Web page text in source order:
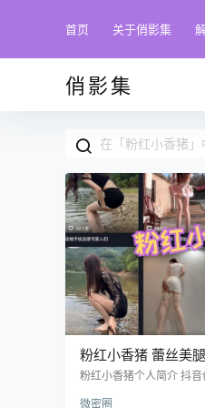
首页 关于俏影集
俏影集
粉红小香猪 蕾丝美
源下载
粉红小香猪个人简介 抖
学院的23岁校园达人，
微密圈